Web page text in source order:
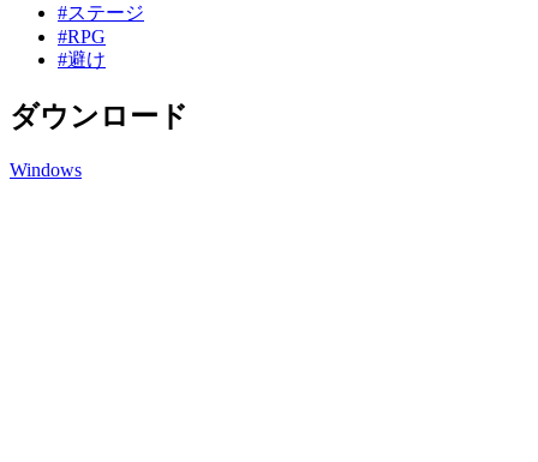
#ステージ
#RPG
#避け
ダウンロード
Windows